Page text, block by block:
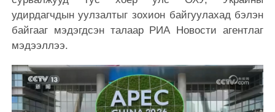
удирдагчдын уулзалтыг зохион байгуулахад бэлэн
байгааг мэдэгдсэн талаар РИА Новости агентлаг
мэдээллээ.